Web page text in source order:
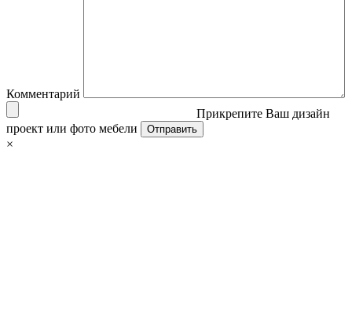
Комментарий
Прикрепите Ваш дизайн
проект или фото мебели
×